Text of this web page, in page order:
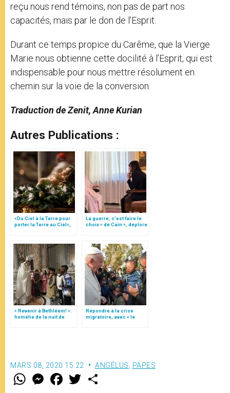
reçu nous rend témoins, non pas de part nos
capacités, mais par le don de l’Esprit.
Durant ce temps propice du Carême, que la Vierge
Marie nous obtienne cette docilité à l’Esprit, qui est
indispensable pour nous mettre résolument en
chemin sur la voie de la conversion.
Traduction de Zenit, Anne Kurian
Autres Publications :
«Du Ciel à la Terre pour
porter la Terre au Ciel»,
La guerre, c’est faire le
choix « de Caïn », déplore
« Revenir à Bethléem! »:
homélie de la nuit de
Noël (texte complet)
Répondre à la crise
migratoire, avec « le
MARS 08, 2020 15:22 ANGÉLUS PAPES
W M
e
F
a w